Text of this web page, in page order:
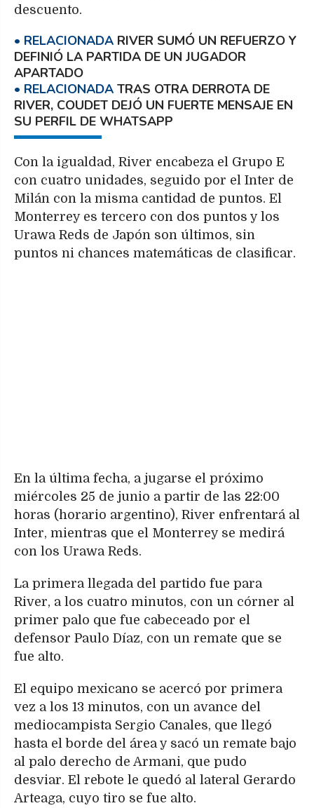
descuento.
RIVER SUMÓ UN REFUERZO Y
DEFINIÓ LA PARTIDA DE UN JUGADOR
APARTADO
TRAS OTRA DERROTA DE
RIVER, COUDET DEJÓ UN FUERTE MENSAJE EN
SU PERFIL DE WHATSAPP
Con la igualdad, River encabeza el Grupo E
con cuatro unidades, seguido por el Inter de
Milán con la misma cantidad de puntos. El
Monterrey es tercero con dos puntos y los
Urawa Reds de Japón son últimos, sin
puntos ni chances matemáticas de clasificar.
En la última fecha, a jugarse el próximo
miércoles 25 de junio a partir de las 22:00
horas (horario argentino), River enfrentará al
Inter, mientras que el Monterrey se medirá
con los Urawa Reds.
La primera llegada del partido fue para
River, a los cuatro minutos, con un córner al
primer palo que fue cabeceado por el
defensor Paulo Díaz, con un remate que se
fue alto.
El equipo mexicano se acercó por primera
vez a los 13 minutos, con un avance del
mediocampista Sergio Canales, que llegó
hasta el borde del área y sacó un remate bajo
al palo derecho de Armani, que pudo
desviar. El rebote le quedó al lateral Gerardo
Arteaga, cuyo tiro se fue alto.